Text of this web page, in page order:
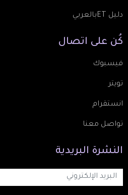
دليل ETبالعربي
كُن على اتصال
فيسبوك
تويتر
انستقرام
تواصل معنا
النشرة البريدية